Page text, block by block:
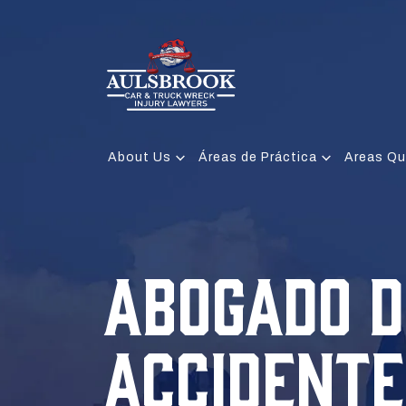
About Us Áreas de Práctica Areas
ABOGADO